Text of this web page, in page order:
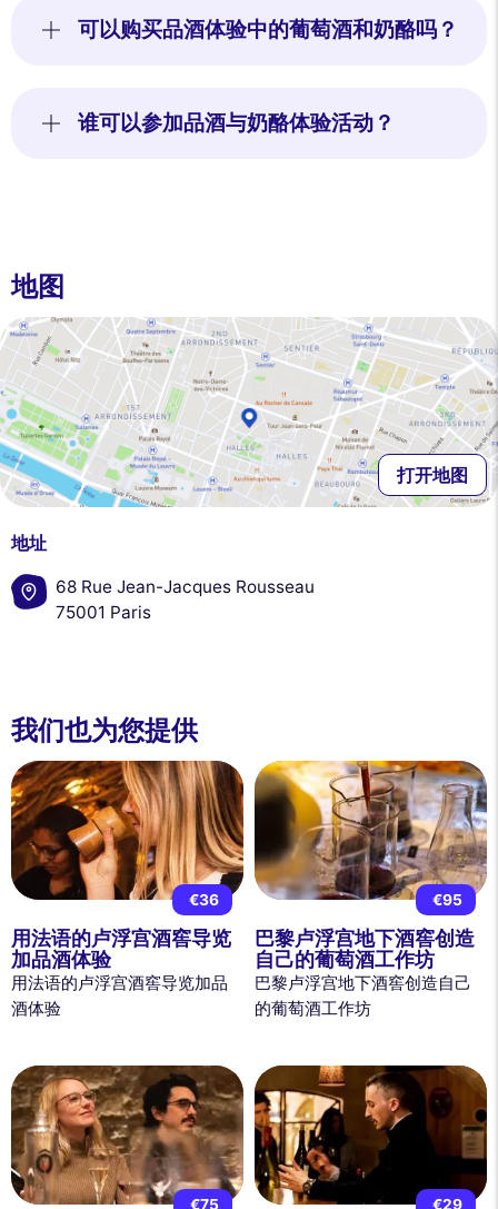
可以购买品酒体验中的葡萄酒和奶酪吗？
谁可以参加品酒与奶酪体验活动？
地图
打开地图
地址
68 Rue Jean-Jacques Rousseau
75001 Paris
我们也为您提供
€36
用法语的卢浮宫酒窖导览
加品酒体验
用法语的卢浮宫酒窖导览加品
酒体验
€95
巴黎卢浮宫地下酒窖创造
自己的葡萄酒工作坊
巴黎卢浮宫地下酒窖创造自己
的葡萄酒工作坊
€75 €29